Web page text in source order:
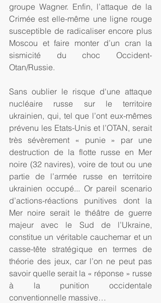
groupe Wagner. Enfin, l’attaque de la
Crimée est elle-même une ligne rouge
susceptible de radicaliser encore plus
Moscou et faire monter d’un cran la
sismicité du choc Occident-
Otan/Russie.
Sans oublier le risque d'une attaque
nucléaire russe sur le territoire
ukrainien, qui, tel que l’ont eux-mêmes
prévenu les Etats-Unis et l’OTAN, serait
très sévèrement « punie » par une
destruction de la flotte russe en Mer
noire (32 navires), voire de tout ou une
partie de l’armée russe en territoire
ukrainien occupé... Or pareil scenario
d’actions-réactions punitives dont la
Mer noire serait le théâtre de guerre
majeur avec le Sud de l’Ukraine,
constitue un véritable cauchemar et un
casse-tête stratégique en termes de
théorie des jeux, car l’on ne peut pas
savoir quelle serait la « réponse » russe
à la punition occidentale
conventionnelle massive…